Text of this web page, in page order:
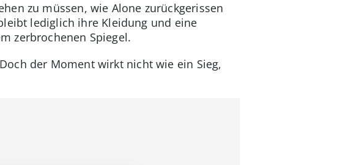
zu müssen, wie Alone zurückgerissen
lediglich ihre Kleidung und eine
zerbrochenen Spiegel.
der Moment wirkt nicht wie ein Sieg,